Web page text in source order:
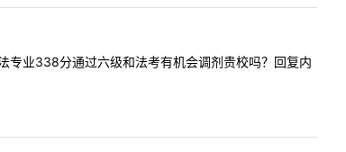
业338分通过六级和法考有机会调剂贵校吗？回复内